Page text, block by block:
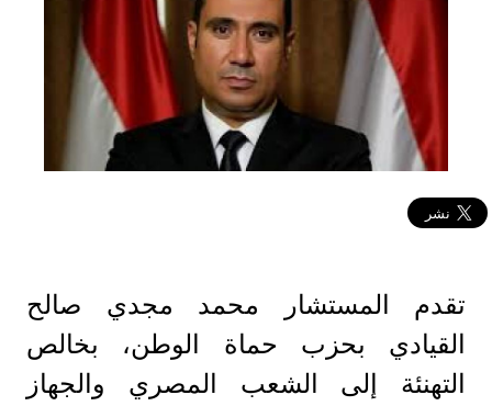
تقدم المستشار محمد مجدي صالح
القيادي بحزب حماة الوطن، بخالص
التهنئة إلى الشعب المصري والجهاز